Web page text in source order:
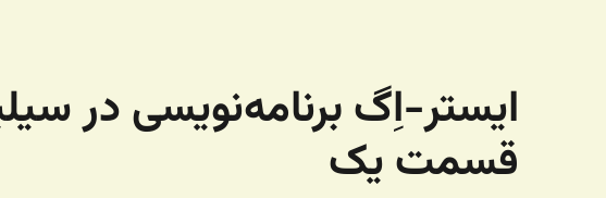
ایستر-اِگ برنامه‌نویسی در
قسمت یک